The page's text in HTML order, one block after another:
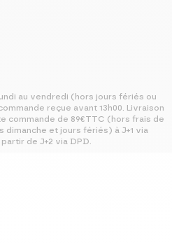
au vendredi (hors jours fériés ou
reçue avant 13h00. Livraison
commande de 89€TTC (hors frais de
dimanche et jours fériés) à J+1 via
de J+2 via DPD.